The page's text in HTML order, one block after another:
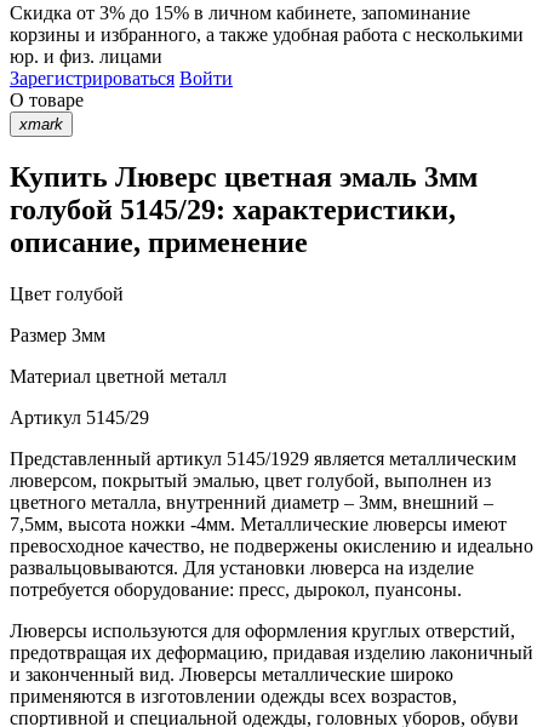
Скидка от 3% до 15% в личном кабинете, запоминание
корзины и избранного, а также удобная работа с несколькими
юр. и физ. лицами
Зарегистрироваться Войти
О товаре
xmark
Купить Люверс цветная эмаль 3мм
голубой 5145/29: характеристики,
описание, применение
Цвет голубой
Размер 3мм
Материал цветной металл
Артикул 5145/29
Представленный артикул 5145/1929 является металлическим
люверсом, покрытый эмалью, цвет голубой, выполнен из
цветного металла, внутренний диаметр – 3мм, внешний –
7,5мм, высота ножки -4мм. Металлические люверсы имеют
превосходное качество, не подвержены окислению и идеально
развальцовываются. Для установки люверса на изделие
потребуется оборудование: пресс, дырокол, пуансоны.
Люверсы используются для оформления круглых отверстий,
предотвращая их деформацию, придавая изделию лаконичный
и законченный вид. Люверсы металлические широко
применяются в изготовлении одежды всех возрастов,
спортивной и специальной одежды, головных уборов, обуви